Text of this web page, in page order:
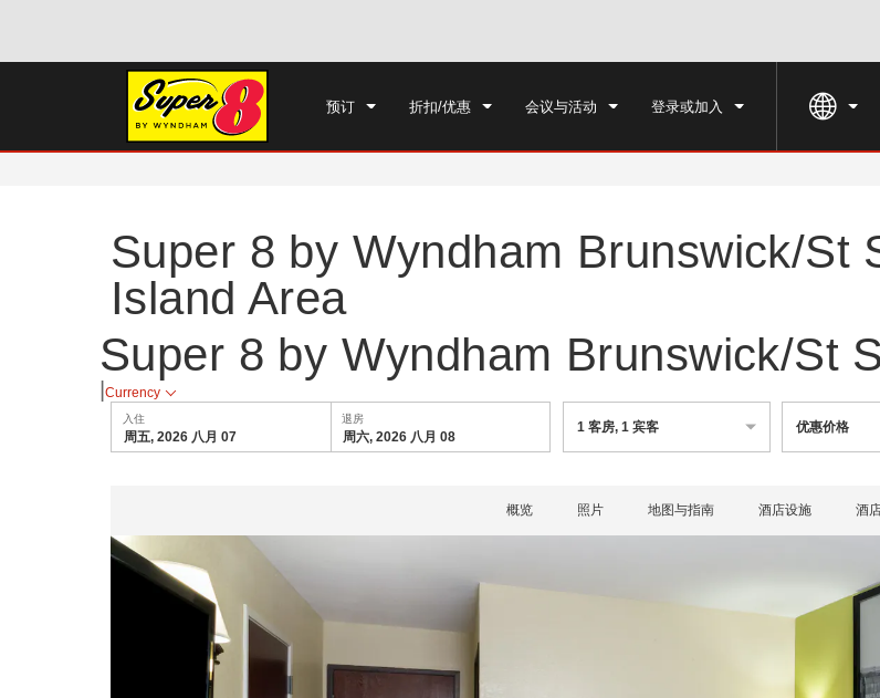
预订 折扣/优惠 会议与活动 登录或加入
Super 8 by Wyndham Brunswick/St
Island Area
Super 8 by Wyndham Brunswick/St
Currency
入住
周五, 2026 八月 07
退房
周六, 2026 八月 08
1 客房,1 宾客 优惠价格
概览 照片 地图与指南 酒店设施 酒